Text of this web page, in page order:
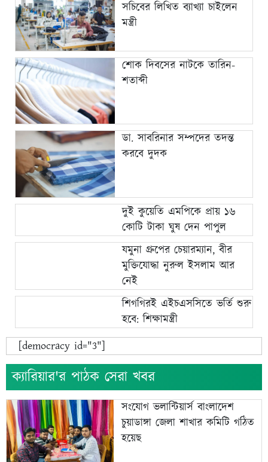
সচিবের লিখিত ব্যাখ্যা চাইলেন
মন্ত্রী
শোক দিবসের নাটকে তারিন-
শতাব্দী
ডা. সাবরিনার সম্পদের তদন্ত
করবে দুদক
দুই কুয়েতি এমপিকে প্রায় ১৬
কোটি টাকা ঘুষ দেন পাপুল
যমুনা গ্রুপের চেয়ারম্যান, বীর
মুক্তিযোদ্ধা নুরুল ইসলাম আর
নেই
শিগগিরই এইচএসসিতে ভর্তি শুরু
হবে: শিক্ষামন্ত্রী
[democracy id="3"]
ক্যারিয়ার'র পাঠক সেরা খবর
সংযোগ ভলান্টিয়ার্স বাংলাদেশ
চুয়াডাঙ্গা জেলা শাখার কমিটি গঠিত
হয়েছ